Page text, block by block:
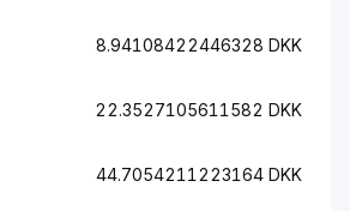
8.94108422446328 DKK
22.3527105611582 DKK
44.7054211223164 DKK